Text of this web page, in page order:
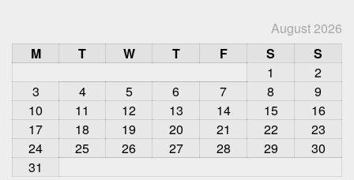
August 2026
M
T W T F S
S
1
2
3
4 5 6 7 8
9
10
11 12 13 14 15
16
17
18 19 20 21 22
23
24
25 26 27 28 29
30
31